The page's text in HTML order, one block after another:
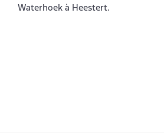
Waterhoek à Heestert.